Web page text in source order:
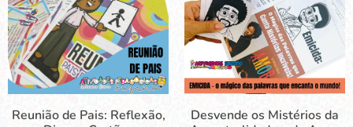
Reunião de Pais: Reflexão,
Desvende os Mistérios da